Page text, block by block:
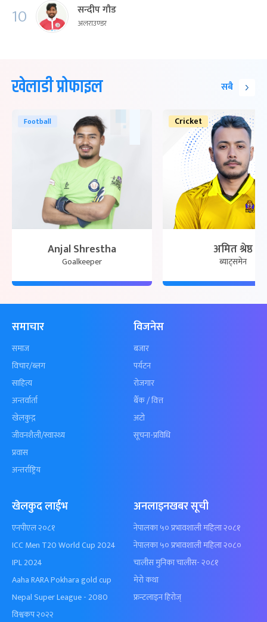
10 सन्दीप गौड
अलराउण्डर
खेलाडी प्रोफाइल सबै
Football
Anjal Shrestha
Goalkeeper
Cricket
अमित श्रेष्ठ
ब्याट्समेन
समाचार
समाज
विचार/ब्लग
साहित्य
अन्तर्वार्ता
खेलकुद़़
जीवनशैली/स्वास्थ्य
प्रवास
अन्तर्राष्ट्रिय
विजनेस
बजार
पर्यटन
रोजगार
बैँक / वित्त
अटो
सूचना-प्रविधि
खेलकुद लाईभ
एनपीएल २०८१
ICC Men T20 World Cup 2024
IPL 2024
Aaha RARA Pokhara gold cup
Nepal Super League - 2080
विश्वकप २०२२
अनलाइनखबर सूची
नेपालका ५० प्रभावशाली महिला २०८१
नेपालका ५० प्रभावशाली महिला २०८०
चालीस मुनिका चालीस- २०८१
मेरो कथा
फ्रन्टलाइन हिरोज्